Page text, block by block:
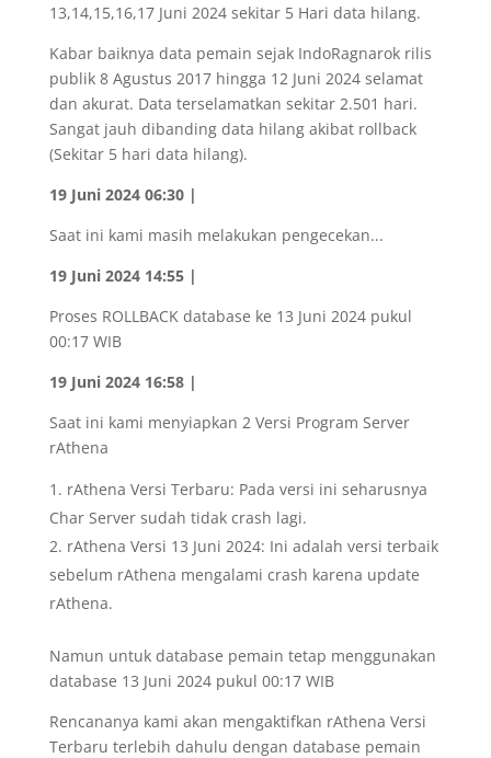
13,14,15,16,17 Juni 2024 sekitar 5 Hari data hilang.
Kabar baiknya data pemain sejak IndoRagnarok rilis
publik 8 Agustus 2017 hingga 12 Juni 2024 selamat
dan akurat. Data terselamatkan sekitar 2.501 hari.
Sangat jauh dibanding data hilang akibat rollback
(Sekitar 5 hari data hilang).
19 Juni 2024 06:30 |
Saat ini kami masih melakukan pengecekan...
19 Juni 2024 14:55 |
Proses ROLLBACK database ke 13 Juni 2024 pukul
00:17 WIB
19 Juni 2024 16:58 |
Saat ini kami menyiapkan 2 Versi Program Server
rAthena
rAthena Versi Terbaru: Pada versi ini seharusnya
Char Server sudah tidak crash lagi.
rAthena Versi 13 Juni 2024: Ini adalah versi terbaik
sebelum rAthena mengalami crash karena update
rAthena.
Namun untuk database pemain tetap menggunakan
database 13 Juni 2024 pukul 00:17 WIB
Rencananya kami akan mengaktifkan rAthena Versi
Terbaru terlebih dahulu dengan database pemain